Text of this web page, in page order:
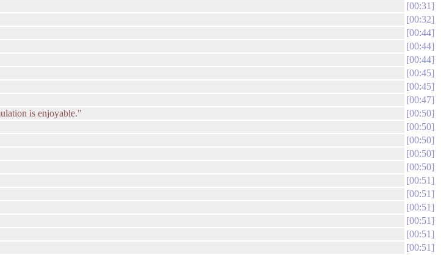
00:31
00:32
00:44
00:44
00:44
00:45
00:45
00:47
is enjoyable."
00:50
00:50
00:50
00:50
00:50
00:51
00:51
00:51
00:51
00:51
00:51